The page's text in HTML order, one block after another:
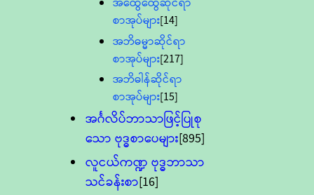
စာအုပ်များ[14]
အဘိဓမ္မာဆိုင်ရာ
စာအုပ်များ[217]
အဘိဓါန်ဆိုင်ရာ
စာအုပ်များ[15]
အင်္ဂလိပ်ဘာသာဖြင့်ပြုစု
သော ဗုဒ္ဓစာပေများ[895]
လူငယ်ကဏ္ဍ ဗုဒ္ဓဘာသာ
သင်ခန်းစာ[16]